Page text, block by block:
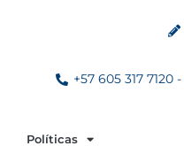
+57 605 317 7120
Políticas